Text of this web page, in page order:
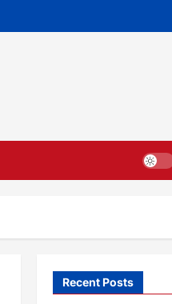
Recent Posts